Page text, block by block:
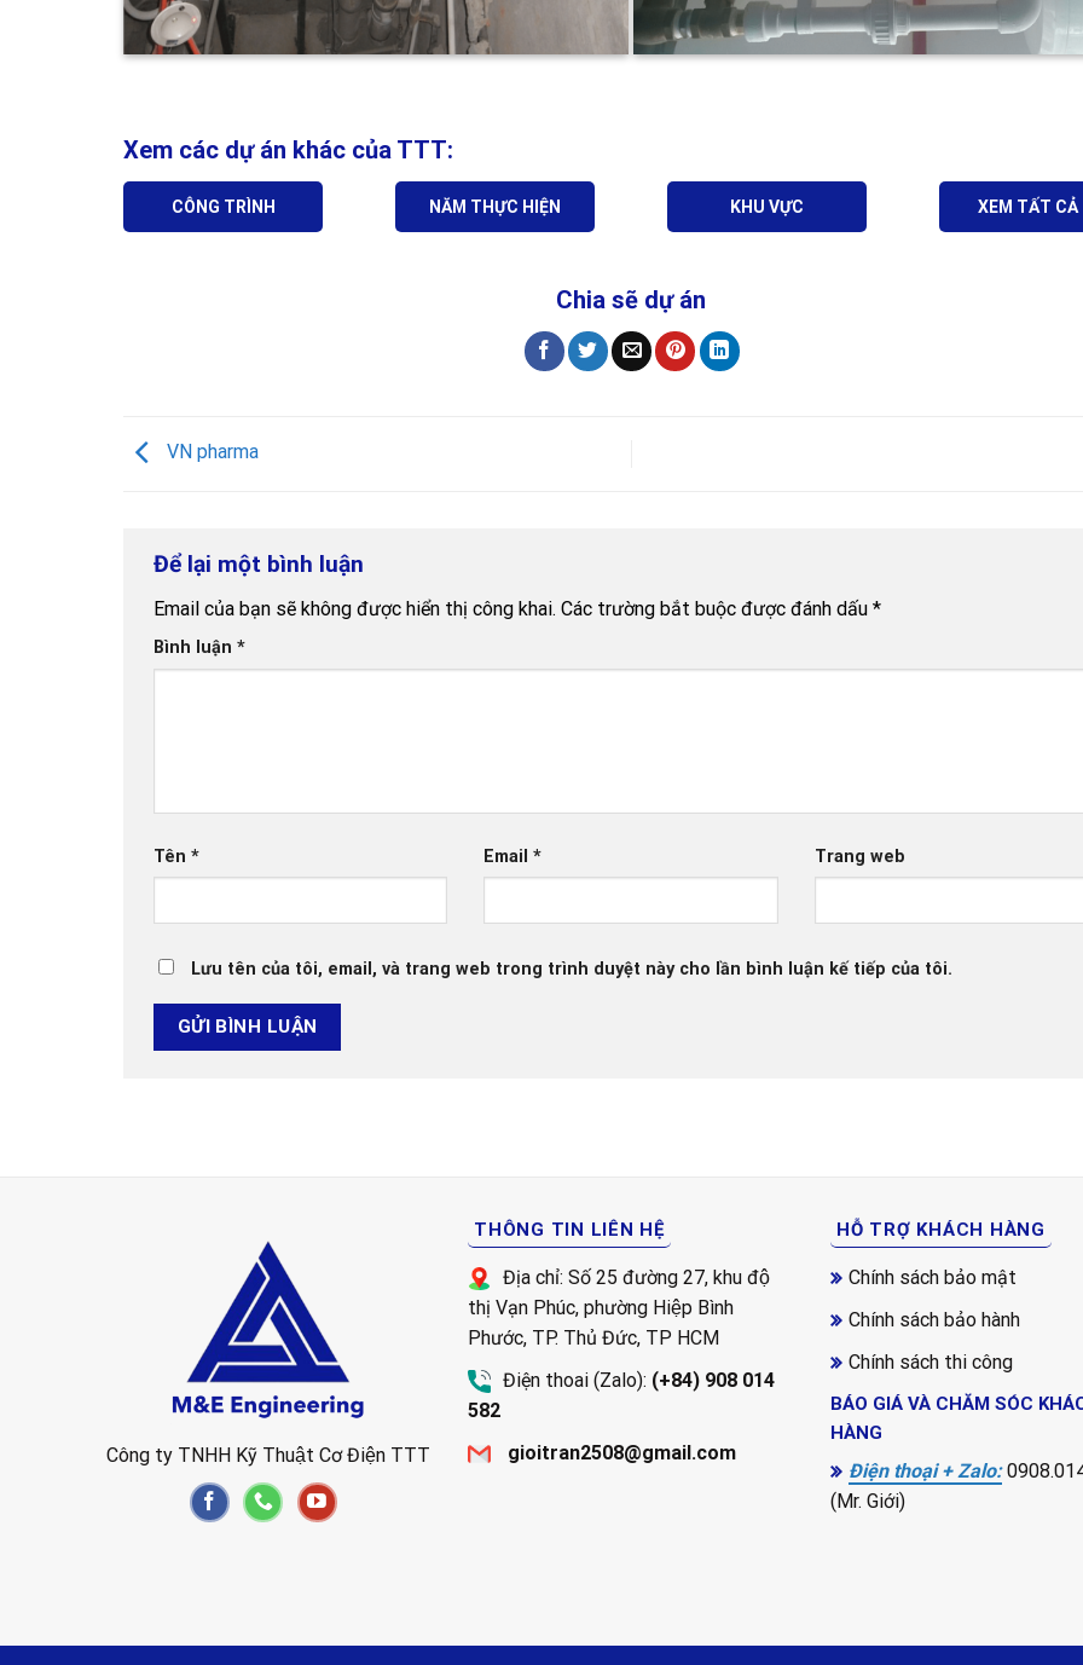
Xem các dự án khác của TTT:
CÔNG TRÌNH NĂM THỰC HIỆN KHU VỰC XEM TẤT CẢ
Chia sẽ dự án
VN pharma
Để lại một bình luận
Email của bạn sẽ không được hiển thị công khai. Các trường bắt buộc được đánh dấu *
Bình luận *
Tên * Email* Trang web
Lưu tên của tôi, email, và trang web trong trình duyệt này cho lần bình luận kế tiếp của tôi.
Công ty TNHH Kỹ Thuật Cơ Điện TTT
THÔNG TIN LIÊN HỆ
Địa chỉ: Số 25 đường 27, khu độ
thị Vạn Phúc, phường Hiệp Bình
Phước, TP. Thủ Đức, TP HCM
Điện thoai (Zalo): (+84) 908 014
582
gioitran2508@gmail.com
HỖ TRỢ KHÁCH HÀNG
Chính sách bảo mật
Chính sách bảo hành
Chính sách thi công
BÁO GIÁ VÀ CHĂM SÓC
HÀNG
Điện thoại + Zalo:
(Mr. Giới)